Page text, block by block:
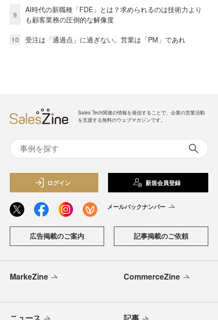
9
AI時代の新職種「FDE」とは？求められるのは技術力より
も顧客業務の圧倒的な解像度
10 受注は「通過点」に過ぎない。営業は「PM」であれ
Sales Tech関連の情報を発信することで、企業の営業活動
を支援する無料のウェブマガジンです。
ログイン 新規会員登録
メールバックナンバー
広告掲載のご案内 記事掲載のご依頼
MarkeZine CommerceZine